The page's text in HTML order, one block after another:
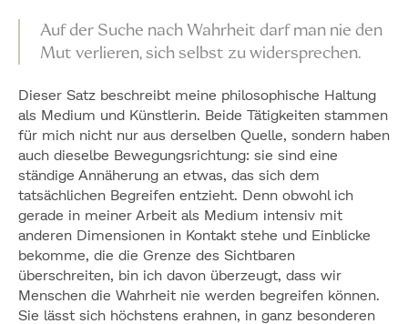
Meine Haltung als
Medium und
Künstlerin – eine
ewige Suche nach
Wahrheit
Auf der Suche nach Wahrheit darf man nie den
Mut verlieren, sich selbst zu widersprechen.
Dieser Satz beschreibt meine philosophische Haltung
als Medium und Künstlerin. Beide Tätigkeiten stammen
für mich nicht nur aus derselben Quelle, sondern haben
auch dieselbe Bewegungsrichtung: sie sind eine
ständige Annäherung an etwas, das sich dem
tatsächlichen Begreifen entzieht. Denn obwohl ich
gerade in meiner Arbeit als Medium intensiv mit
anderen Dimensionen in Kontakt stehe und Einblicke
bekomme, die die Grenze des Sichtbaren
überschreiten, bin ich davon überzeugt, dass wir
Menschen die Wahrheit nie werden begreifen können.
Sie lässt sich höchstens erahnen, in ganz besonderen